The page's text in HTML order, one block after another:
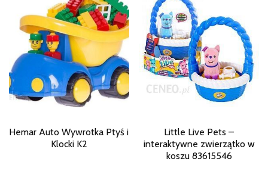
Hemar Auto Wywrotka Ptyś i
Klocki K2
Little Live Pets –
interaktywne zwierzątko w
koszu 83615546